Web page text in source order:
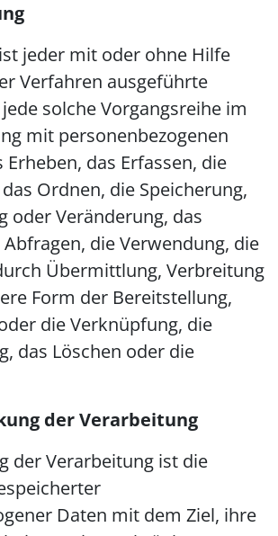
jeder mit oder ohne Hilfe
Verfahren ausgeführte
solche Vorgangsreihe im
mit personenbezogenen
Erheben, das Erfassen, die
Ordnen, die Speicherung,
oder Veränderung, das
die Verwendung, die
Übermittlung, Verbreitung
Form der Bereitstellung,
die Verknüpfung, die
das Löschen oder die
der Verarbeitung
der Verarbeitung ist die
Daten mit dem Ziel, ihre